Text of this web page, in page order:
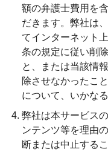
額の弁護士費用を
だきます。弊社は
てインターネット
条の規定に従い削
と、または当該情
除させなかったこ
について、いかな
弊社は本サービス
ンテンツ等を理由
断または中止する